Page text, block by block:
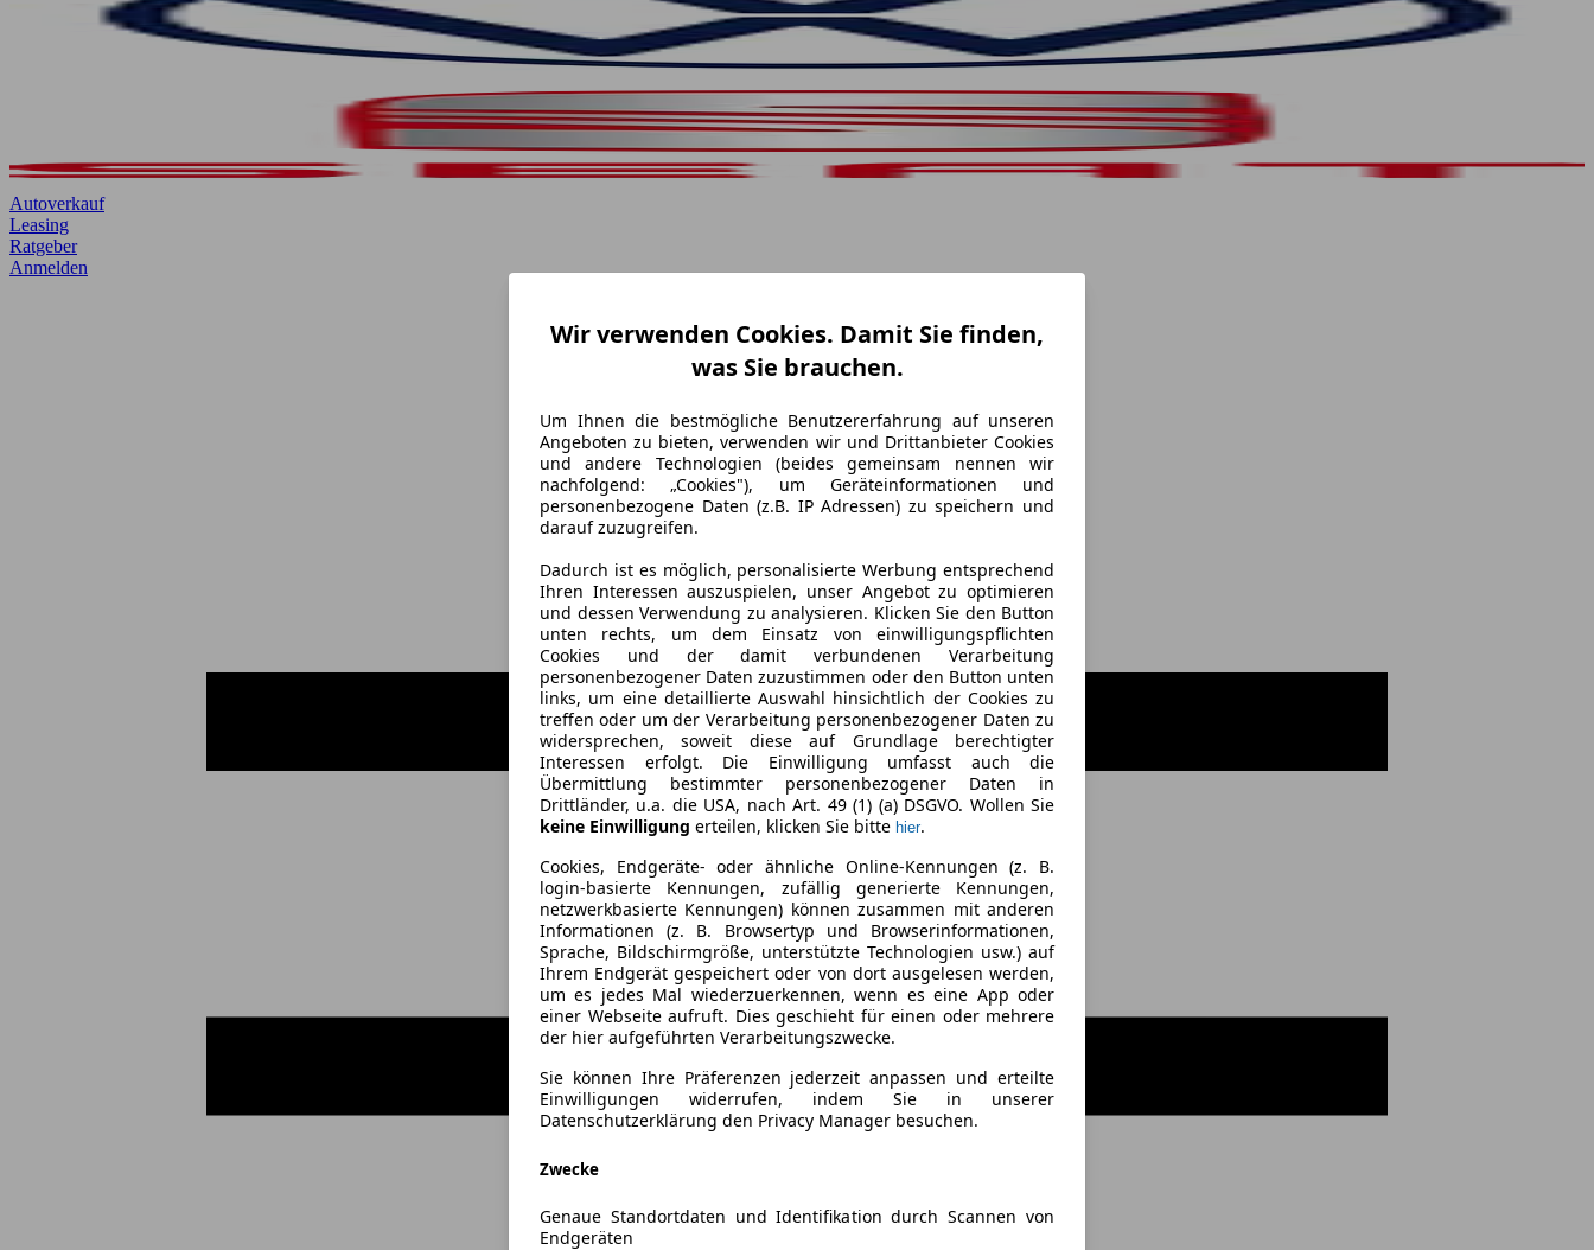
Autoverkauf
Leasing
Ratgeber
Anmelden
Wir verwenden Cookies. Damit Sie finden,
was Sie brauchen.
Um Ihnen die bestmögliche Benutzererfahrung auf unseren
Angeboten zu bieten, verwenden wir und Drittanbieter Cookies
und andere Technologien (beides gemeinsam nennen wir
nachfolgend: „Cookies"), um Geräteinformationen und
personenbezogene Daten (z.B. IP Adressen) zu speichern und
darauf zuzugreifen.
Dadurch ist es möglich, personalisierte Werbung entsprechend
Ihren Interessen auszuspielen, unser Angebot zu optimieren
und dessen Verwendung zu analysieren. Klicken Sie den Button
unten rechts, um dem Einsatz von einwilligungspflichten
Cookies und der damit verbundenen Verarbeitung
personenbezogener Daten zuzustimmen oder den Button unten
links, um eine detaillierte Auswahl hinsichtlich der Cookies zu
treffen oder um der Verarbeitung personenbezogener Daten zu
widersprechen, soweit diese auf Grundlage berechtigter
Interessen erfolgt. Die Einwilligung umfasst auch die
Übermittlung bestimmter personenbezogener Daten in
Drittländer, u.a. die USA, nach Art. 49 (1) (a) DSGVO. Wollen Sie
keine Einwilligung erteilen, klicken Sie bitte hier.
Cookies, Endgeräte- oder ähnliche Online-Kennungen (z. B.
login-basierte Kennungen, zufällig generierte Kennungen,
netzwerkbasierte Kennungen) können zusammen mit anderen
Informationen (z. B. Browsertyp und Browserinformationen,
Sprache, Bildschirmgröße, unterstützte Technologien usw.) auf
Ihrem Endgerät gespeichert oder von dort ausgelesen werden,
um es jedes Mal wiederzuerkennen, wenn es eine App oder
einer Webseite aufruft. Dies geschieht für einen oder mehrere
der hier aufgeführten Verarbeitungszwecke.
Sie können Ihre Präferenzen jederzeit anpassen und erteilte
Einwilligungen widerrufen, indem Sie in unserer
Datenschutzerklärung den Privacy Manager besuchen.
Zwecke
Genaue Standortdaten und Identifikation durch Scannen von
Endgeräten